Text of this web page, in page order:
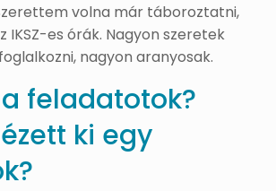
volna már táboroztatni,
IKSZ-es órák. Nagyon szeretek
nagyon aranyosak.
feladatotok?
ki egy